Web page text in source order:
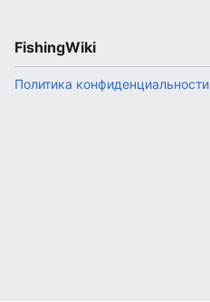
FishingWiki
Политика конфиденциальности